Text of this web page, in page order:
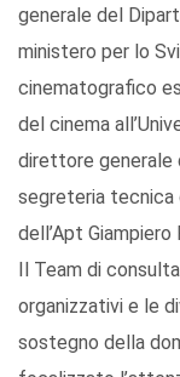
generale del
ministero per lo
cinematografico
del cinema
direttore generale
segreteria tecnica
dell’Apt Giampiero
Il Team di
organizzativi e le
sostegno della